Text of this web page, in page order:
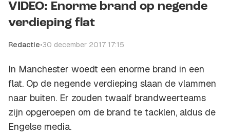
Kopieer link
VIDEO: Enorme brand op negende
verdieping flat
Redactie•30 december 2017 17:15
In Manchester woedt een enorme brand in een
flat. Op de negende verdieping slaan de vlammen
naar buiten. Er zouden twaalf brandweerteams
zijn opgeroepen om de brand te tacklen, aldus de
Engelse media.